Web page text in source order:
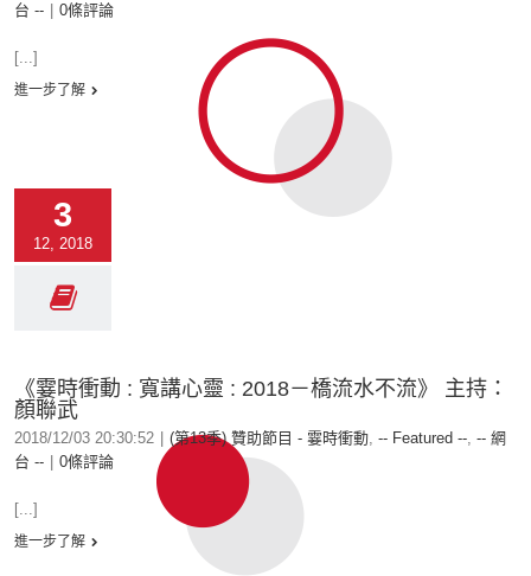
台 --
0條評論
[...]
進一步了解
3
12, 2018
《霎時衝動 : 寬講心靈 : 2018－橋流水不流》 主持：
顏聯武
2018/12/03 20:30:52 (第13季) 贊助節目 - 霎時衝動, -- Featured --, -- 網
台 --
0條評論
[...]
進一步了解